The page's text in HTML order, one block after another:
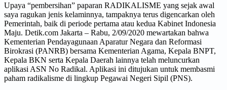
Upaya “pembersihan” paparan RADIKALISME yang sejak awal
saya ragukan jenis kelaminnya, tampaknya terus digencarkan oleh
Pemerintah, baik di periode pertama atau kedua Kabinet Indonesia
Maju. Detik.com Jakarta – Rabu, 2/09/2020 mewartakan bahwa
Kementerian Pendayagunaan Aparatur Negara dan Reformasi
Birokrasi (PANRB) bersama Kementerian Agama, Kepala BNPT,
Kepala BKN serta Kepala Daerah lainnya telah meluncurkan
aplikasi ASN No Radikal. Aplikasi ini ditujukan untuk membasmi
paham radikalisme di lingkup Pegawai Negeri Sipil (PNS).